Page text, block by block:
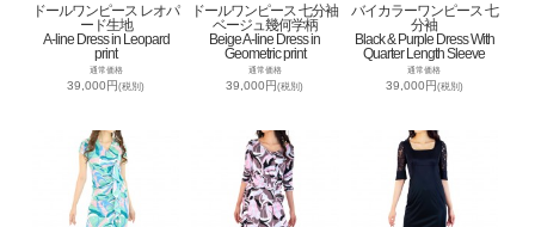
ドールワンピース レオパ
ード生地
A-line Dress in Leopard
print
通常価格
39,000円(税別)
ドールワンピース 七分袖
ベージュ幾何学柄
Beige A-line Dress in
Geometric print
通常価格
39,000円(税別)
バイカラーワンピース 七
分袖
Black & Purple Dress With
Quarter Length Sleeve
通常価格
39,000円(税別)